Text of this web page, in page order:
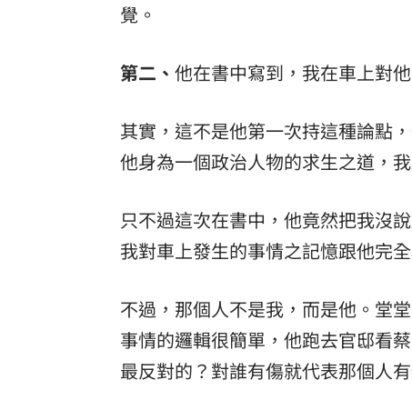
覺。
第二、 他在書中寫到，我在車上對
其實，這不是他第一次持這種論點
他身為一個政治人物的求生之道，
只不過這次在書中，他竟然把我沒
我對車上發生的事情之記憶跟他完
不過，那個人不是我，而是他。堂
事情的邏輯很簡單，他跑去官邸看
最反對的？對誰有傷就代表那個人